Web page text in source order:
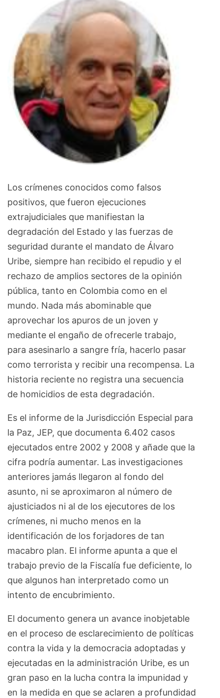
Los crímenes conocidos como falsos
positivos, que fueron ejecuciones
extrajudiciales que manifiestan la
degradación del Estado y las fuerzas de
seguridad durante el mandato de Álvaro
Uribe, siempre han recibido el repudio y el
rechazo de amplios sectores de la opinión
pública, tanto en Colombia como en el
mundo. Nada más abominable que
aprovechar los apuros de un joven y
mediante el engaño de ofrecerle trabajo,
para asesinarlo a sangre fría, hacerlo pasar
como terrorista y recibir una recompensa. La
historia reciente no registra una secuencia
de homicidios de esta degradación.
Es el informe de la Jurisdicción Especial para
la Paz, JEP, que documenta 6.402 casos
ejecutados entre 2002 y 2008 y añade que la
cifra podría aumentar. Las investigaciones
anteriores jamás llegaron al fondo del
asunto, ni se aproximaron al número de
ajusticiados ni al de los ejecutores de los
crímenes, ni mucho menos en la
identificación de los forjadores de tan
macabro plan. El informe apunta a que el
trabajo previo de la Fiscalía fue deficiente, lo
que algunos han interpretado como un
intento de encubrimiento.
El documento genera un avance inobjetable
en el proceso de esclarecimiento de políticas
contra la vida y la democracia adoptadas y
ejecutadas en la administración Uribe, es un
gran paso en la lucha contra la impunidad y
en la medida en que se aclaren a profundidad